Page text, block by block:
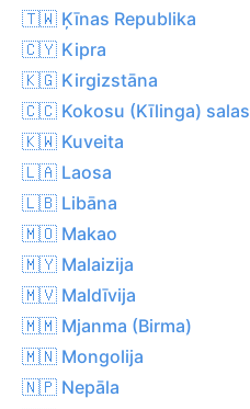
🇹🇼 Ķīnas Republika
🇨🇾 Kipra
🇰🇬 Kirgizstāna
🇨🇨 Kokosu (Kīlinga) salas
🇰🇼 Kuveita
🇱🇦 Laosa
🇱🇧 Libāna
🇲🇴 Makao
🇲🇾 Malaizija
🇲🇻 Maldīvija
🇲🇲 Mjanma (Birma)
🇲🇳 Mongolija
🇳🇵 Nepāla